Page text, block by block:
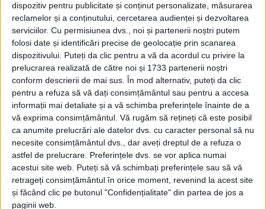
dispozitiv pentru publicitate și conținut personalizate, măsurarea
reclamelor și a conținutului, cercetarea audienței și dezvoltarea
serviciilor. Cu permisiunea dvs., noi și partenerii noștri putem
folosi date și identificări precise de geolocație prin scanarea
dispozitivului. Puteți da clic pentru a vă da acordul cu privire la
prelucrarea realizată de către noi și 1733 partenerii noștri
conform descrierii de mai sus. În mod alternativ, puteți da clic
pentru a refuza să vă dați consimțământul sau pentru a accesa
informații mai detaliate și a vă schimba preferințele înainte de a
vă exprima consimțământul. Vă rugăm să rețineți că este posibil
ca anumite prelucrări ale datelor dvs. cu caracter personal să nu
necesite consimțământul dvs., dar aveți dreptul de a refuza o
astfel de prelucrare. Preferințele dvs. se vor aplica numai
acestui site web. Puteți să vă schimbați preferințele sau să vă
retrageți consimțământul în orice moment, revenind la acest site
și făcând clic pe butonul "Confidențialitate" din partea de jos a
paginii web.
Olga Neagu, readusă în lumina Reşiţei
17 NOIEMBRIE 2025, 01:58 PM 3 MINUTE DE CITIRE
REŞIŢA – Într-o zi de noiembrie care a purtat în aer melancolia
iernii timpurii, Reşiţa a avut, duminică, 16 noiembrie 2025, un
moment de profundă recuperare culturală şi emoţională!
Arhive
A